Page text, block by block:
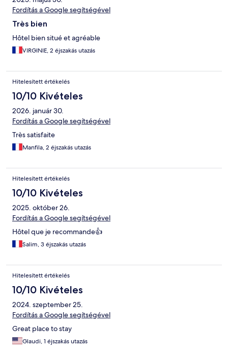
Fordítás a Google segítségével
Très bien
Hôtel bien situé et agréable
VIRGINIE, 2 éjszakás utazás
Hitelesített értékelés
10/10 Kivételes
2026. január 30.
Fordítás a Google segítségével
Très satisfaite
Manfila, 2 éjszakás utazás
Hitelesített értékelés
10/10 Kivételes
2025. október 26.
Fordítás a Google segítségével
Hôtel que je recommande👍
Salim, 3 éjszakás utazás
Hitelesített értékelés
10/10 Kivételes
2024. szeptember 25.
Fordítás a Google segítségével
Great place to stay
Glaudi, 1 éjszakás utazás